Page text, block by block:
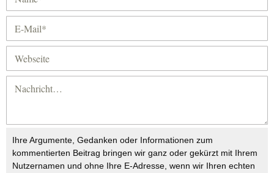
Ihre Argumente, Gedanken oder Informationen zum
kommentierten Beitrag bringen wir ganz oder gekürzt mit Ihrem
Nutzernamen und ohne Ihre E-Adresse, wenn wir Ihren echten